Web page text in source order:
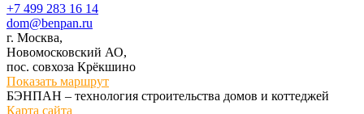
+7 499 283 16 14
dom@benpan.ru
г. Москва,
Новомосковский АО,
пос. совхоза Крёкшино
Показать маршрут
БЭНПАН – технология строительства домов и коттеджей
Карта сайта